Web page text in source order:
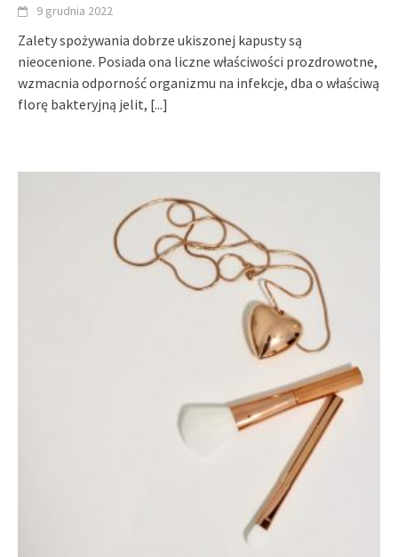
9 grudnia 2022
Zalety spożywania dobrze ukiszonej kapusty są
nieocenione. Posiada ona liczne właściwości prozdrowotne,
wzmacnia odporność organizmu na infekcje, dba o właściwą
florę bakteryjną jelit, [...]